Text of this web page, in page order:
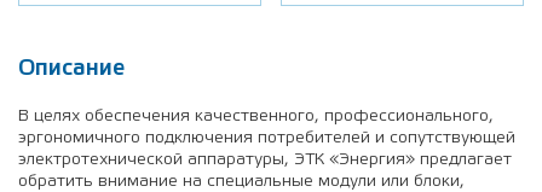
Описание
В целях обеспечения качественного, профессионального,
эргономичного подключения потребителей и сопутствующей
электротехнической аппаратуры, ЭТК «Энергия» предлагает
обратить внимание на специальные модули или блоки,